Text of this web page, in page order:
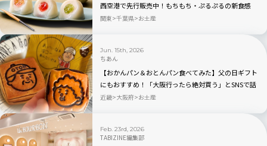
西空港で先行販売中！もちもち・ぷるぷるの新食感
「もちふる」
関東 千葉県 お土産
Jun. 15th, 2026
ちあん
【おかんパン＆おとんパン食べてみた】父の日ギフト
にもおすすめ！「大阪行ったら絶対買う」とSNSで話
題
近畿 大阪府 お土産
Feb. 23rd, 2026
TABIZINE編集部